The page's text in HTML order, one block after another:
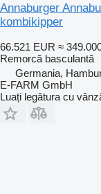
Annaburger
kombikipper
66.521 EUR ≈
Remorcă basculantă
Germania,
E-FARM GmbH
Luați legătura cu